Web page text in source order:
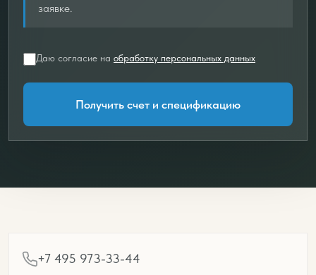
заявке.
Даю согласие на обработку персональных данных
Получить счет и спецификацию
+7 495 973-33-44